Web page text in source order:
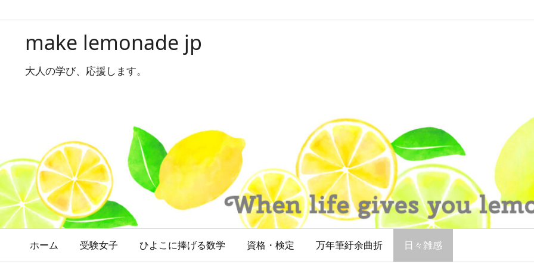
make lemonade jp
大人の学び、応援します。
ホーム 受験女子 ひよこに捧げる数学 資格・検定 万年筆紆余曲折 日々雑感